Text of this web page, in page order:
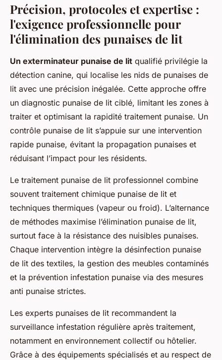
Précision, protocoles et expertise :
l'exigence professionnelle pour
l'élimination des punaises de lit
Un exterminateur punaise de lit qualifié privilégie la
détection canine, qui localise les nids de punaises de
lit avec une précision inégalée. Cette approche offre
un diagnostic punaise de lit ciblé, limitant les zones à
traiter et optimisant la rapidité traitement punaise. Un
contrôle punaise de lit s’appuie sur une intervention
rapide punaise, évitant la propagation punaises et
réduisant l’impact pour les résidents.
Le traitement punaise de lit professionnel combine
souvent traitement chimique punaise de lit et
techniques thermiques (vapeur ou froid). L’alternance
de méthodes maximise l’élimination punaise de lit,
surtout face à la résistance des nuisibles punaises.
Chaque intervention intègre la désinfection punaise
de lit des textiles, la gestion des meubles contaminés
et la prévention infestation punaise via des mesures
anti punaise strictes.
Les experts punaises de lit recommandent la
surveillance infestation régulière après traitement,
notamment en environnement collectif ou hôtelier.
Grâce à des équipements spécialisés et au respect de